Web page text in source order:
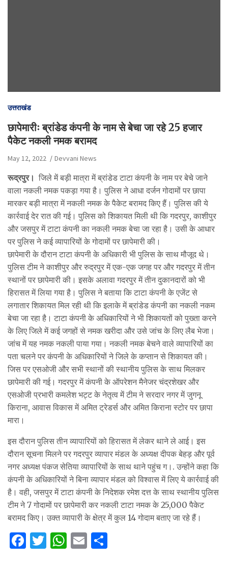
उत्तराखंड
छापेमारीः ब्रांडेड कंपनी के नाम से बेचा जा रहे 25 हजार
पैकेट नकली नमक बरामद
May 12, 2022 Devvani News
रूद्रपुर। जिले में बड़ी मात्रा में ब्रांडेड टाटा कंपनी के नाम पर बेचे जाने
वाला नकली नमक पकड़ा गया है। पुलिस ने आधा दर्जन गोदामों पर छापा
मारकर बड़ी मात्रा में नकली नमक के पैकेट बरामद किए हैं। पुलिस की ये
कार्रवाई देर रात की गई। पुलिस को शिकायत मिली थी कि गदरपुर, काशीपुर
और जसपुर में टाटा कंपनी का नकली नमक बेचा जा रहा है। उसी के आधार
पर पुलिस ने कई व्यापारियों के गोदामों पर छापेमारी की।
छापेमारी के दौरान टाटा कंपनी के अधिकारी भी पुलिस के साथ मौजूद थे।
पुलिस टीम ने काशीपुर और रुद्रपुर में एक-एक जगह पर और गदरपुर में तीन
स्थानों पर छापेमारी की। इसके अलावा गदरपुर में तीन दुकानदारों को भी
हिरासत में लिया गया है। पुलिस ने बताया कि टाटा कंपनी के एजेंट से
लगातार शिकायत मिल रही थी कि इलाके में ब्रांडेड कंपनी का नकली नकम
बेचा जा रहा है। टाटा कंपनी के अधिकारियों ने भी शिकायतों को पुख्ता करने
के लिए जिले में कई जगहों से नमक खरीदा और उसे जांच के लिए लैब भेजा।
जांच में यह नमक नकली पाया गया। नकली नमक बेचने वाले व्यापारियों का
पता चलने पर कंपनी के अधिकारियों ने जिले के कप्तान से शिकायत की।
जिस पर एसओजी और सभी स्थानों की स्थानीय पुलिस के साथ मिलकर
छापेमारी की गई। गदरपुर में कंपनी के ऑपरेशन मैनेजर चंद्रशेखर और
एसओजी प्रभारी कमलेश भट्ट के नेतृत्व में टीम ने सरदार नगर में जुगनू
किराना, आवास विकास में अमित ट्रेडर्स और अमित किराना स्टोर पर छापा
मारा।
इस दौरान पुलिस तीन व्यापारियों को हिरासत में लेकर थाने ले आई। इस
दौरान सूचना मिलने पर गदरपुर व्यापार मंडल के अध्यक्ष दीपक बेहड़ और पूर्व
नगर अध्यक्ष पंकज सेतिया व्यापारियों के साथ थाने पहुंच ग।. उन्होंने कहा कि
कंपनी के अधिकारियों ने बिना व्यापार मंडल को विश्वास में लिए ये कार्रवाई की
है। वही, जसपुर में टाटा कंपनी के निदेशक रमेश दत्त के साथ स्थानीय पुलिस
टीम ने 7 गोदामों पर छापेमारी कर नकली टाटा नमक के 25,000 पैकेट
बरामद किए। उक्त व्यापारी के क्षेत्र में कुल 14 गोदाम बताए जा रहे हैं।
F
T
W E